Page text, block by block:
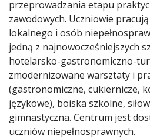
przeprowadzania etapu
zawodowych. Uczniowie
lokalnego i osób
jedną z najnowocześniejszych
hotelarsko-gastronomiczno-
zmodernizowane warsztaty i
(gastronomiczne, cukiernicze,
językowe), boiska szkolne,
gimnastyczna. Centrum jest
uczniów niepełnosprawnych.